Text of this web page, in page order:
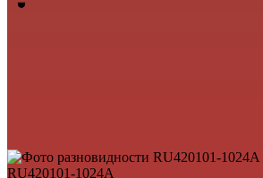
RU420101-1024A